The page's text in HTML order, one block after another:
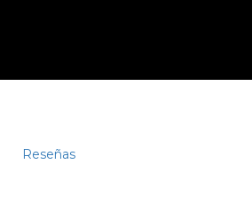
comprar su carro en línea
su carro en
Reseñas